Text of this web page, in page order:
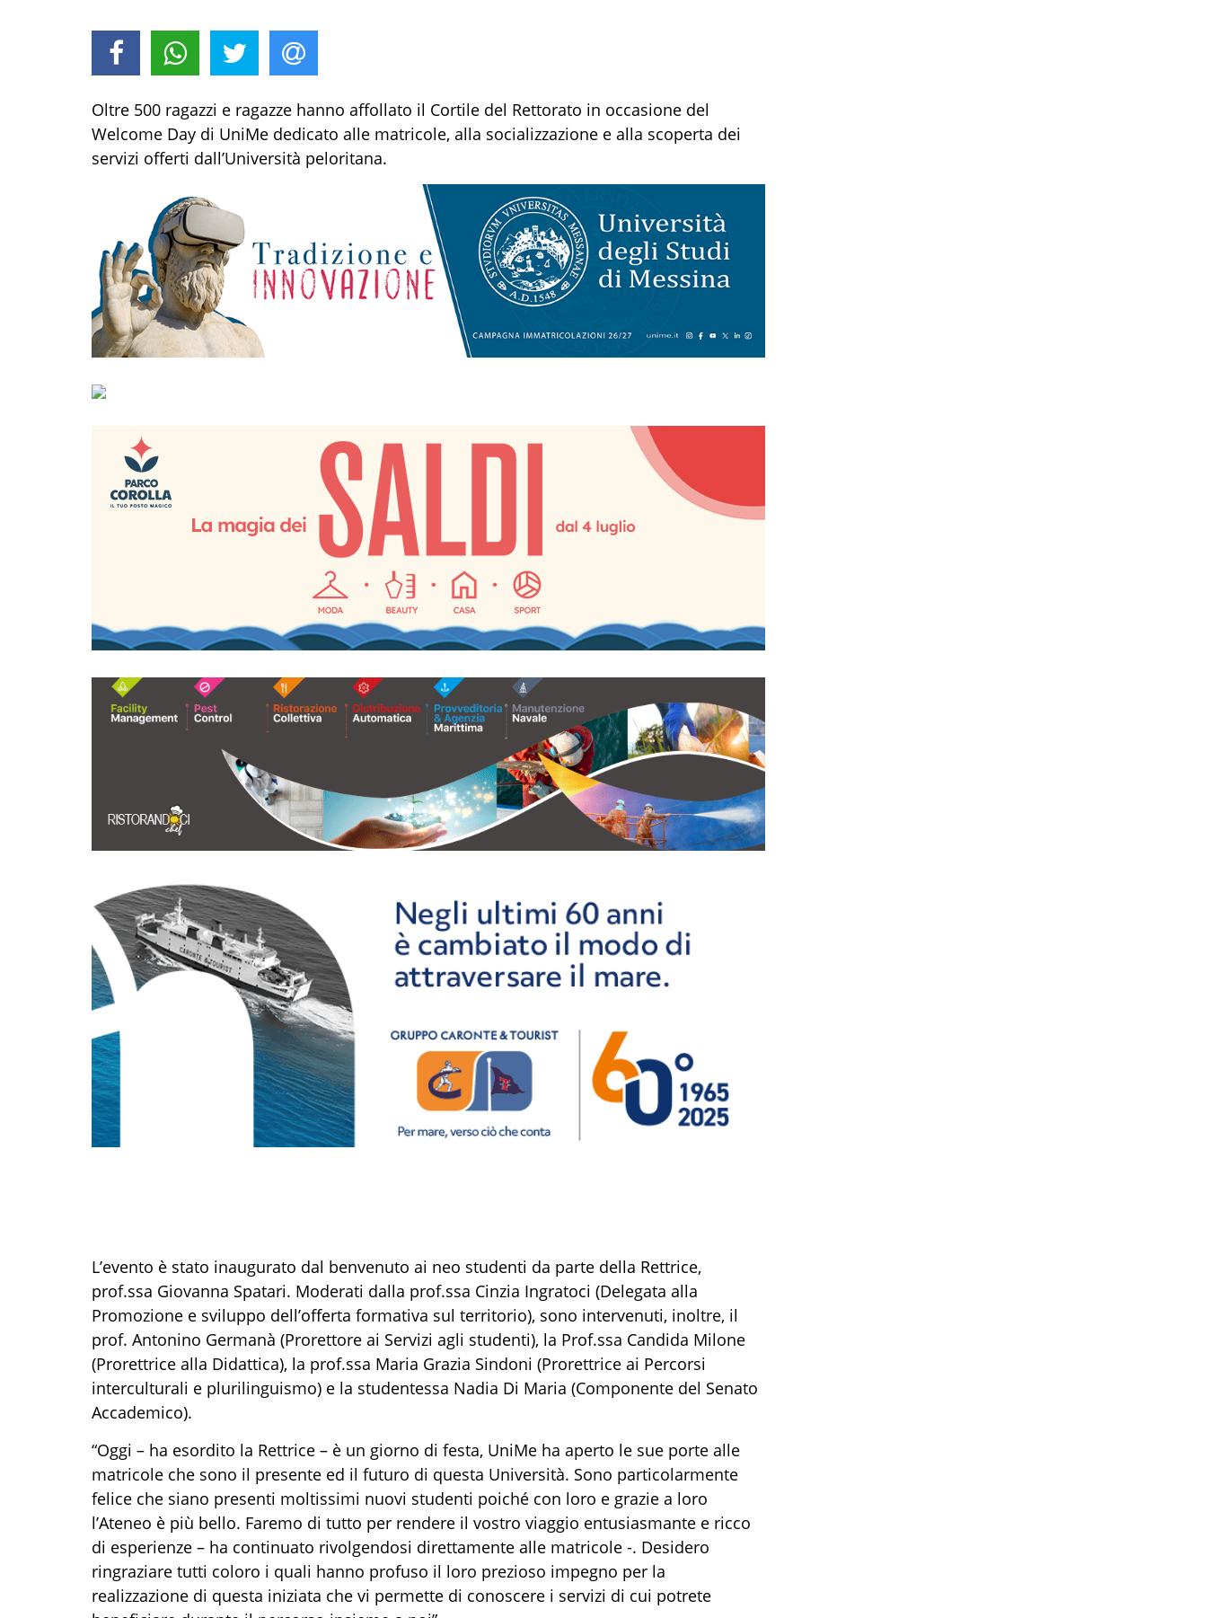
Oltre 500 ragazzi e ragazze hanno affollato il Cortile del Rettorato in occasione del
Welcome Day di UniMe dedicato alle matricole, alla socializzazione e alla scoperta dei
servizi offerti dall’Università peloritana.
L’evento è stato inaugurato dal benvenuto ai neo studenti da parte della Rettrice,
prof.ssa Giovanna Spatari. Moderati dalla prof.ssa Cinzia Ingratoci (Delegata alla
Promozione e sviluppo dell’offerta formativa sul territorio), sono intervenuti, inoltre, il
prof. Antonino Germanà (Prorettore ai Servizi agli studenti), la Prof.ssa Candida Milone
(Prorettrice alla Didattica), la prof.ssa Maria Grazia Sindoni (Prorettrice ai Percorsi
interculturali e plurilinguismo) e la studentessa Nadia Di Maria (Componente del Senato
Accademico).
“Oggi – ha esordito la Rettrice – è un giorno di festa, UniMe ha aperto le sue porte alle
matricole che sono il presente ed il futuro di questa Università. Sono particolarmente
felice che siano presenti moltissimi nuovi studenti poiché con loro e grazie a loro
l’Ateneo è più bello. Faremo di tutto per rendere il vostro viaggio entusiasmante e ricco
di esperienze – ha continuato rivolgendosi direttamente alle matricole -. Desidero
ringraziare tutti coloro i quali hanno profuso il loro prezioso impegno per la
realizzazione di questa iniziata che vi permette di conoscere i servizi di cui potrete